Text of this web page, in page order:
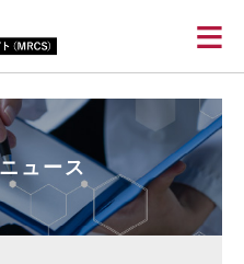
≡
ュース